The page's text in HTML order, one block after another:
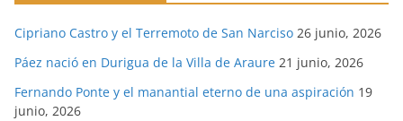
Cipriano Castro y el Terremoto de San Narciso 26 junio, 2026
Páez nació en Durigua de la Villa de Araure 21 junio, 2026
Fernando Ponte y el manantial eterno de una aspiración 19
junio, 2026